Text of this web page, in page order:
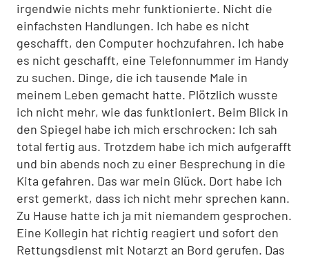
irgendwie nichts mehr funktionierte. Nicht die
einfachsten Handlungen. Ich habe es nicht
geschafft, den Computer hochzufahren. Ich habe
es nicht geschafft, eine Telefonnummer im Handy
zu suchen. Dinge, die ich tausende Male in
meinem Leben gemacht hatte. Plötzlich wusste
ich nicht mehr, wie das funktioniert. Beim Blick in
den Spiegel habe ich mich erschrocken: Ich sah
total fertig aus. Trotzdem habe ich mich aufgerafft
und bin abends noch zu einer Besprechung in die
Kita gefahren. Das war mein Glück. Dort habe ich
erst gemerkt, dass ich nicht mehr sprechen kann.
Zu Hause hatte ich ja mit niemandem gesprochen.
Eine Kollegin hat richtig reagiert und sofort den
Rettungsdienst mit Notarzt an Bord gerufen. Das